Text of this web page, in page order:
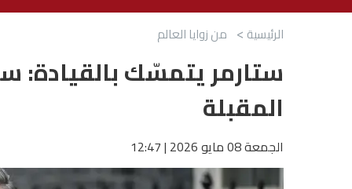
الرئيسية من زوايا العالم
ستارمر يتمسّك بالقيادة:
المقبلة
الجمعة 08 مايو 2026 | 12:47